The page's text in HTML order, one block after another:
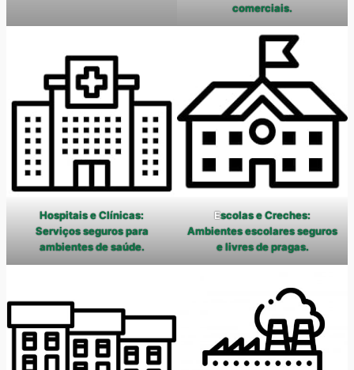
comerciais.
Hospitais e Clínicas:
Serviços seguros para
ambientes de saúde.
Escolas e Creches:
Ambientes escolares seguros
e livres de pragas.